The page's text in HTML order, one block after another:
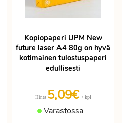
Kopiopaperi UPM New
future laser A4 80g on hyvä
kotimainen tulostuspaperi
edullisesti
Hinta 5,09€ / kpl
Varastossa